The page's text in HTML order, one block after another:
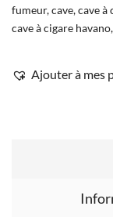
fumeur,cave,cave à
cave à cigare havano,
Ajouter à mes